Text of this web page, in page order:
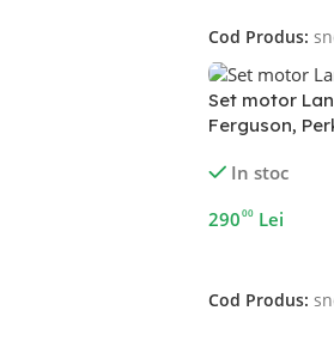
Cod Produs:
Set motor
Ferguson,
In stoc
29000 Lei
Cod Produs: